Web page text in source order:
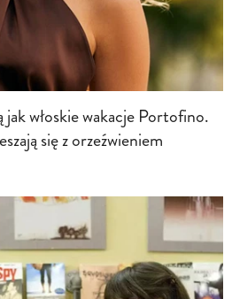
włoskie wakacje Portofino.
się z orzeźwieniem